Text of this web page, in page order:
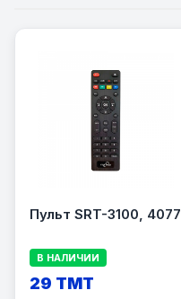
Пульт SRT-3100, 4077
В НАЛИЧИИ
29 TMT